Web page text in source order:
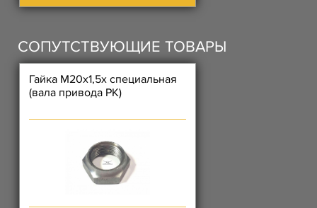
СОПУТСТВУЮЩИЕ ТОВАРЫ
Гайка М20х1,5х специальная
(вала привода РК)